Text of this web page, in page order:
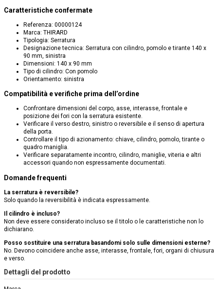
Caratteristiche confermate
Referenza: 00000124
Marca: THIRARD
Tipologia: Serratura
Designazione tecnica: Serratura con cilindro, pomolo e tirante 140 x
90 mm, sinistra
Dimensioni: 140 x 90 mm
Tipo di cilindro: Con pomolo
Orientamento: sinistra
Compatibilità e verifiche prima dell’ordine
Confrontare dimensioni del corpo, asse, interasse, frontale e
posizione dei fori con la serratura esistente.
Verificare il verso destro, sinistro o reversibile e il senso di apertura
della porta.
Controllare il tipo di azionamento: chiave, cilindro, pomolo, tirante o
quadro maniglia.
Verificare separatamente incontro, cilindro, maniglie, viteria e altri
accessori quando non espressamente documentati.
Domande frequenti
La serratura è reversibile?
Solo quando la reversibilità è indicata espressamente.
Il cilindro è incluso?
Non deve essere considerato incluso se il titolo o le caratteristiche non lo
dichiarano.
Posso sostituire una serratura basandomi solo sulle dimensioni esterne?
No. Devono coincidere anche asse, interasse, frontale, fori, organi di chiusura
e verso.
Dettagli del prodotto